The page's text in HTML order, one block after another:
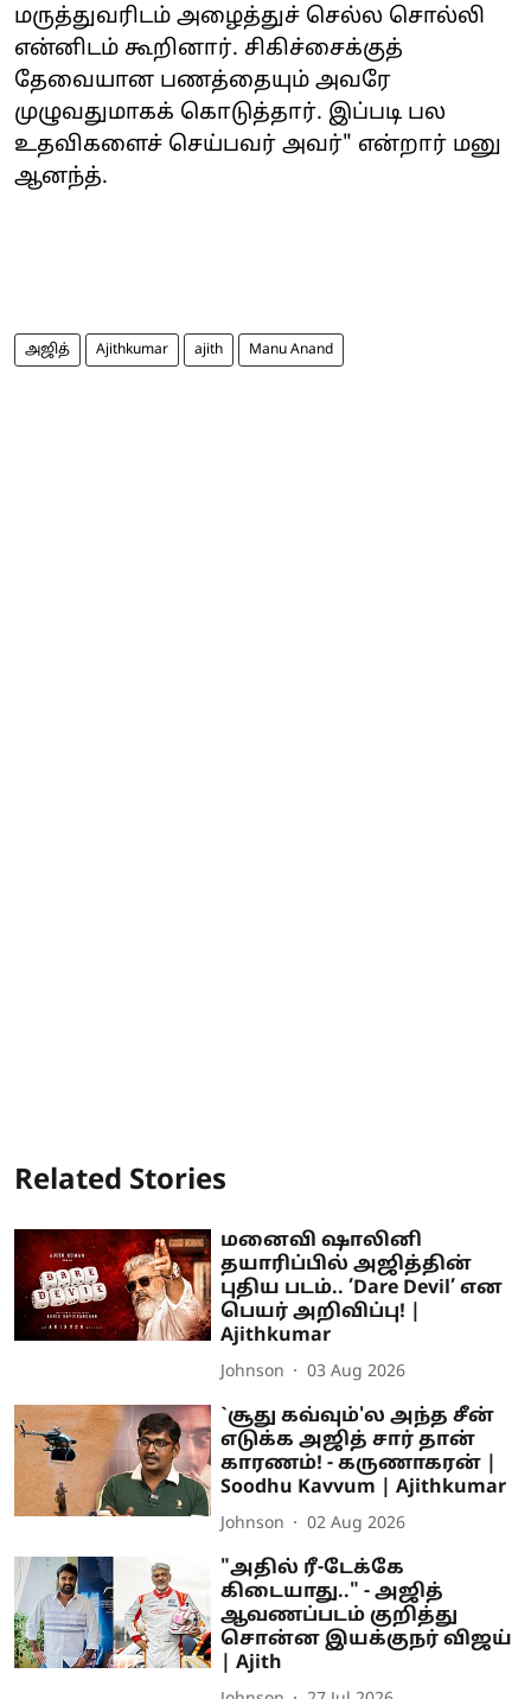
மருத்துவரிடம் அழைத்துச் செல்ல சொல்லி
என்னிடம் கூறினார். சிகிச்சைக்குத்
தேவையான பணத்தையும் அவரே
முழுவதுமாகக் கொடுத்தார். இப்படி பல
உதவிகளைச் செய்பவர் அவர்" என்றார் மனு
ஆனந்த்.
அஜித் Ajithkumar ajith Manu Anand
Related Stories
மனைவி ஷாலினி
தயாரிப்பில் அஜித்தின்
புதிய படம்.. ’Dare Devil’ என
பெயர் அறிவிப்பு! |
Ajithkumar
Johnson 03 Aug 2026
`சூது கவ்வும்'ல அந்த சீன்
எடுக்க அஜித் சார் தான்
காரணம்! - கருணாகரன் |
Soodhu Kavvum | Ajithkumar
Johnson 02 Aug 2026
"அதில் ரீ-டேக்கே
கிடையாது.." - அஜித்
ஆவணப்படம் குறித்து
சொன்ன இயக்குநர் விஜய்
| Ajith